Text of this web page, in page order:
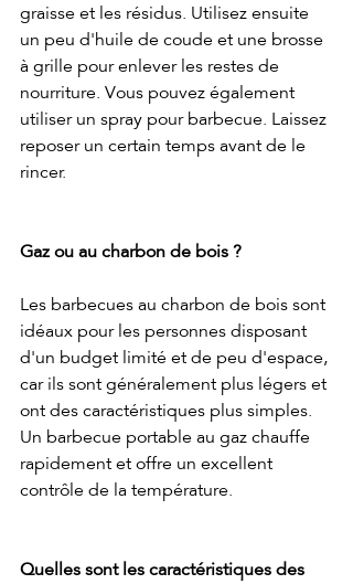
graisse et les résidus. Utilisez ensuite
un peu d'huile de coude et une brosse
à grille pour enlever les restes de
nourriture. Vous pouvez également
utiliser un spray pour barbecue. Laissez
reposer un certain temps avant de le
rincer.
Gaz ou au charbon de bois ?
Les barbecues au charbon de bois sont
idéaux pour les personnes disposant
d'un budget limité et de peu d'espace,
car ils sont généralement plus légers et
ont des caractéristiques plus simples.
Un barbecue portable au gaz chauffe
rapidement et offre un excellent
contrôle de la température.
Quelles sont les caractéristiques des